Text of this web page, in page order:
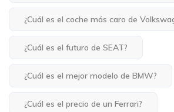
¿Cuál es el coche más caro de
¿Cuál es el futuro de SEAT?
¿Cuál es el mejor modelo de BMW?
¿Cuál es el precio de un Ferrari?